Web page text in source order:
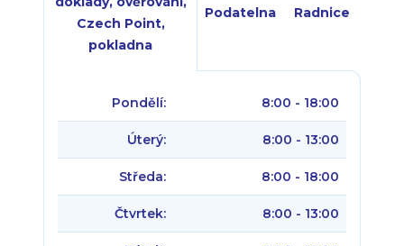
Czech Point,
pokladna
Podatelna Radnice
Pondělí: 8:00 - 18:00
Úterý: 8:00 - 13:00
Středa: 8:00 - 18:00
Čtvrtek: 8:00 - 13:00